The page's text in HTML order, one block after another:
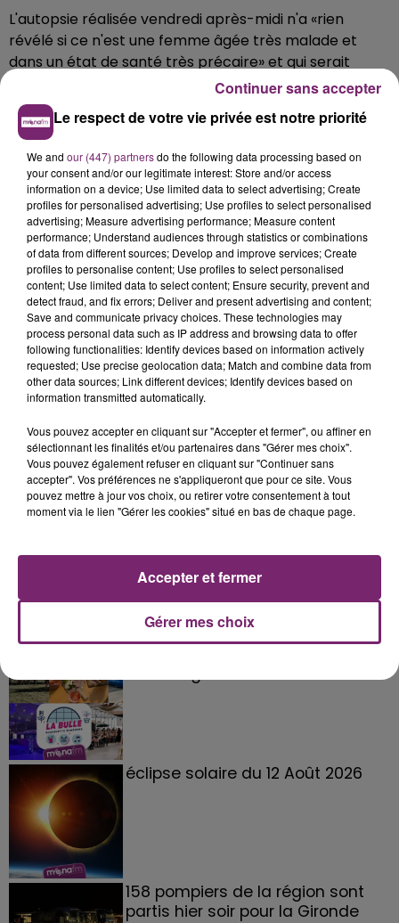
L'autopsie réalisée vendredi après-midi n'a «rien
révélé si ce n'est une femme âgée très malade et
dans un état de santé très précaire» et qui serait
décédée «sur la route», bien avant d'arriver à Calais, a
indiqué le magistrat.
éclipse solaire du 12 Août 2026
158 pompiers de la région sont
partis hier soir pour la Gironde
Le respect de votre vie privée est notre priorité
We and our (447) partnersdo the following data processing based on
your consent and/or our legitimate interest: Store and/or access
information on a device; Use limited data to select advertising; Create
profiles for personalised advertising; Use profiles to select personalised
advertising; Measure advertising performance; Measure content
performance; Understand audiences through statistics or combinations
of data from different sources; Develop and improve services; Create
profiles to personalise content; Use profiles to select personalised
content; Use limited data to select content; Ensure security, prevent and
detect fraud, and fix errors; Deliver and present advertising and content;
Save and communicate privacy choices. These technologies may
process personal data such as IP address and browsing data to offer
following functionalities: Identify devices based on information actively
requested; Use precise geolocation data; Match and combine data from
other data sources; Link different devices; Identify devices based on
information transmitted automatically.
Vous pouvez accepter en cliquant sur "Accepter et fermer", ou affiner en
sélectionnant les finalités et/ou partenaires dans "Gérer mes choix".
Vous pouvez également refuser en cliquant sur "Continuer sans
accepter". Vos préférences ne s'appliqueront que pour ce site. Vous
pouvez mettre à jour vos choix, ou retirer votre consentement à tout
moment via le lien "Gérer les cookies" situé en bas de chaque page.
Gérer mes choix
Accepter et fermer
Continuer sans accepter